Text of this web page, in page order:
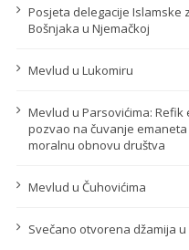
Posjeta delegacije Islamske
Bošnjaka u Njemačkoj
Mevlud u Lukomiru
Mevlud u Parsovićima: Refik
pozvao na čuvanje emaneta
moralnu obnovu društva
Mevlud u Čuhovićima
Svečano otvorena džamija u